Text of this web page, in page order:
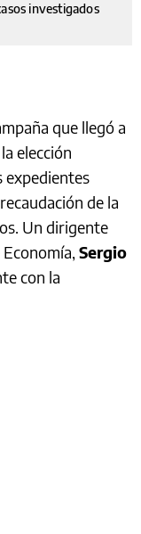
investigados
que llegó a
elección
expedientes
de la
Un dirigente
Sergio
con la